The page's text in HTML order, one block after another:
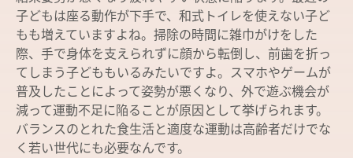
子どもは座る動作が下手で、和式トイレを使えない子ど
もも増えていますよね。掃除の時間に雑巾がけをした
際、手で身体を支えられずに顔から転倒し、前歯を折っ
てしまう子どももいるみたいですよ。スマホやゲームが
普及したことによって姿勢が悪くなり、外で遊ぶ機会が
減って運動不足に陥ることが原因として挙げられます。
バランスのとれた食生活と適度な運動は高齢者だけでな
く若い世代にも必要なんです。